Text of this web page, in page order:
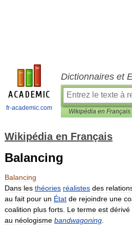
fr-academic.com
Dictionnaires et
Wikipédia en Français
Wikipédia en Français
Balancing
Balancing
Dans les théories réalistes des
au fait pour un État de rejoindre une
coalition plus forts Le terme est dérivé
au néologisme bandwagoning